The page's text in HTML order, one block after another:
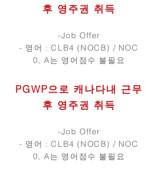
후 영주권 취득
-Job Offer
- 영어 : CLB4 (NOCB) / NOC
0, A는 영어점수 불필요
PGWP으로 캐나다내 근무
후 영주권 취득
-Job Offer
- 영어 : CLB4 (NOCB) / NOC
0, A는 영어점수 불필요